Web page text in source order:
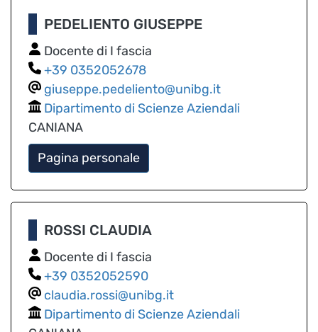
PEDELIENTO GIUSEPPE
Docente di I fascia
0352052678
giuseppe.pedeliento@unibg.it
Dipartimento di Scienze Aziendali
CANIANA
Pagina personale
ROSSI CLAUDIA
Docente di I fascia
0352052590
claudia.rossi@unibg.it
Dipartimento di Scienze Aziendali